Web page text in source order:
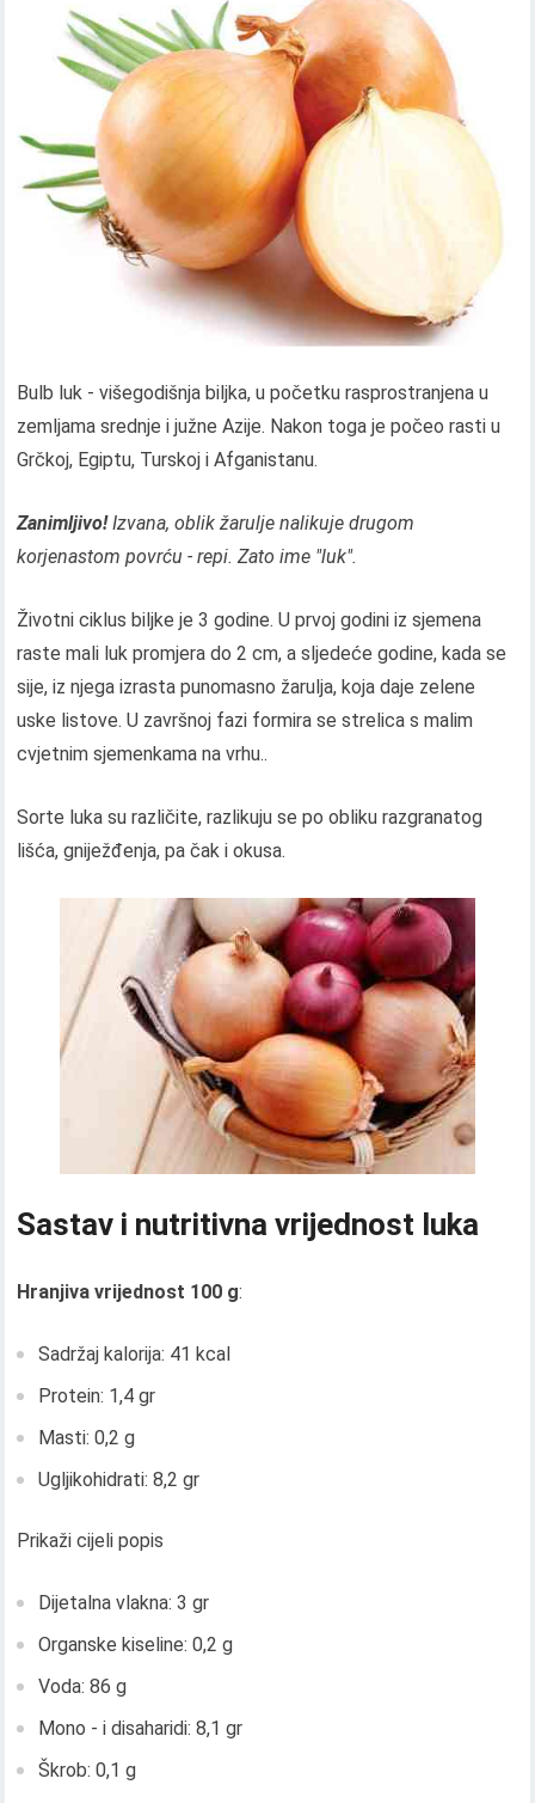
Bulb luk - višegodišnja biljka, u početku rasprostranjena u
zemljama srednje i južne Azije. Nakon toga je počeo rasti u
Grčkoj, Egiptu, Turskoj i Afganistanu.
Zanimljivo!Izvana, oblik žarulje nalikuje drugom
korjenastom povrću - repi. Zato ime "luk".
Životni ciklus biljke je 3 godine. U prvoj godini iz sjemena
raste mali luk promjera do 2 cm, a sljedeće godine, kada se
sije, iz njega izrasta punomasno žarulja, koja daje zelene
uske listove. U završnoj fazi formira se strelica s malim
cvjetnim sjemenkama na vrhu..
Sorte luka su različite, razlikuju se po obliku razgranatog
lišća, gniježđenja, pa čak i okusa.
Sastav i nutritivna vrijednost luka
Hranjiva vrijednost 100 g:
Sadržaj kalorija: 41 kcal
Protein: 1,4 gr
Masti: 0,2 g
Ugljikohidrati: 8,2 gr
Prikaži cijeli popis
Dijetalna vlakna: 3 gr
Organske kiseline: 0,2 g
Voda: 86 g
Mono - i disaharidi: 8,1 gr
Škrob: 0,1 g